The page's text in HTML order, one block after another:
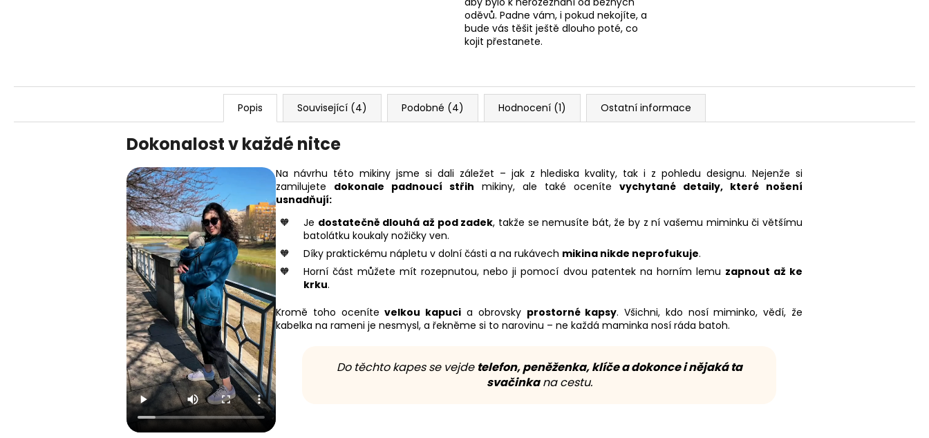
oděvů. Padne vám, i pokud nekojíte, a
bude vás těšit ještě dlouho poté, co
kojit přestanete.
Popis Související (4) Podobné (4) Hodnocení (1) Ostatní informace
Dokonalost v každé nitce
Na návrhu této mikiny jsme si dali záležet – jak z hlediska kvality, tak i z pohledu designu. Nejenže si
zamilujete dokonale padnoucí střih mikiny, ale také oceníte vychytané detaily, které nošení
usnadňují:
Je dostatečně dlouhá až pod zadek, takže se nemusíte bát, že by z ní vašemu miminku či většímu
batolátku koukaly nožičky ven.
Díky praktickému nápletu v dolní části a na rukávech mikina nikde neprofukuje.
Horní část můžete mít rozepnutou, nebo ji pomocí dvou patentek na horním lemu zapnout až ke
krku.
Kromě toho ocenítevelkou kapuci a obrovsky prostorné kapsy. Všichni, kdo nosí miminko, vědí, že
kabelka na rameni je nesmysl, a řekněme si to narovinu – ne každá maminka nosí ráda batoh.
Do těchto kapes se vejde telefon, peněženka, klíče a dokonce i nějaká ta
svačinkana cestu.